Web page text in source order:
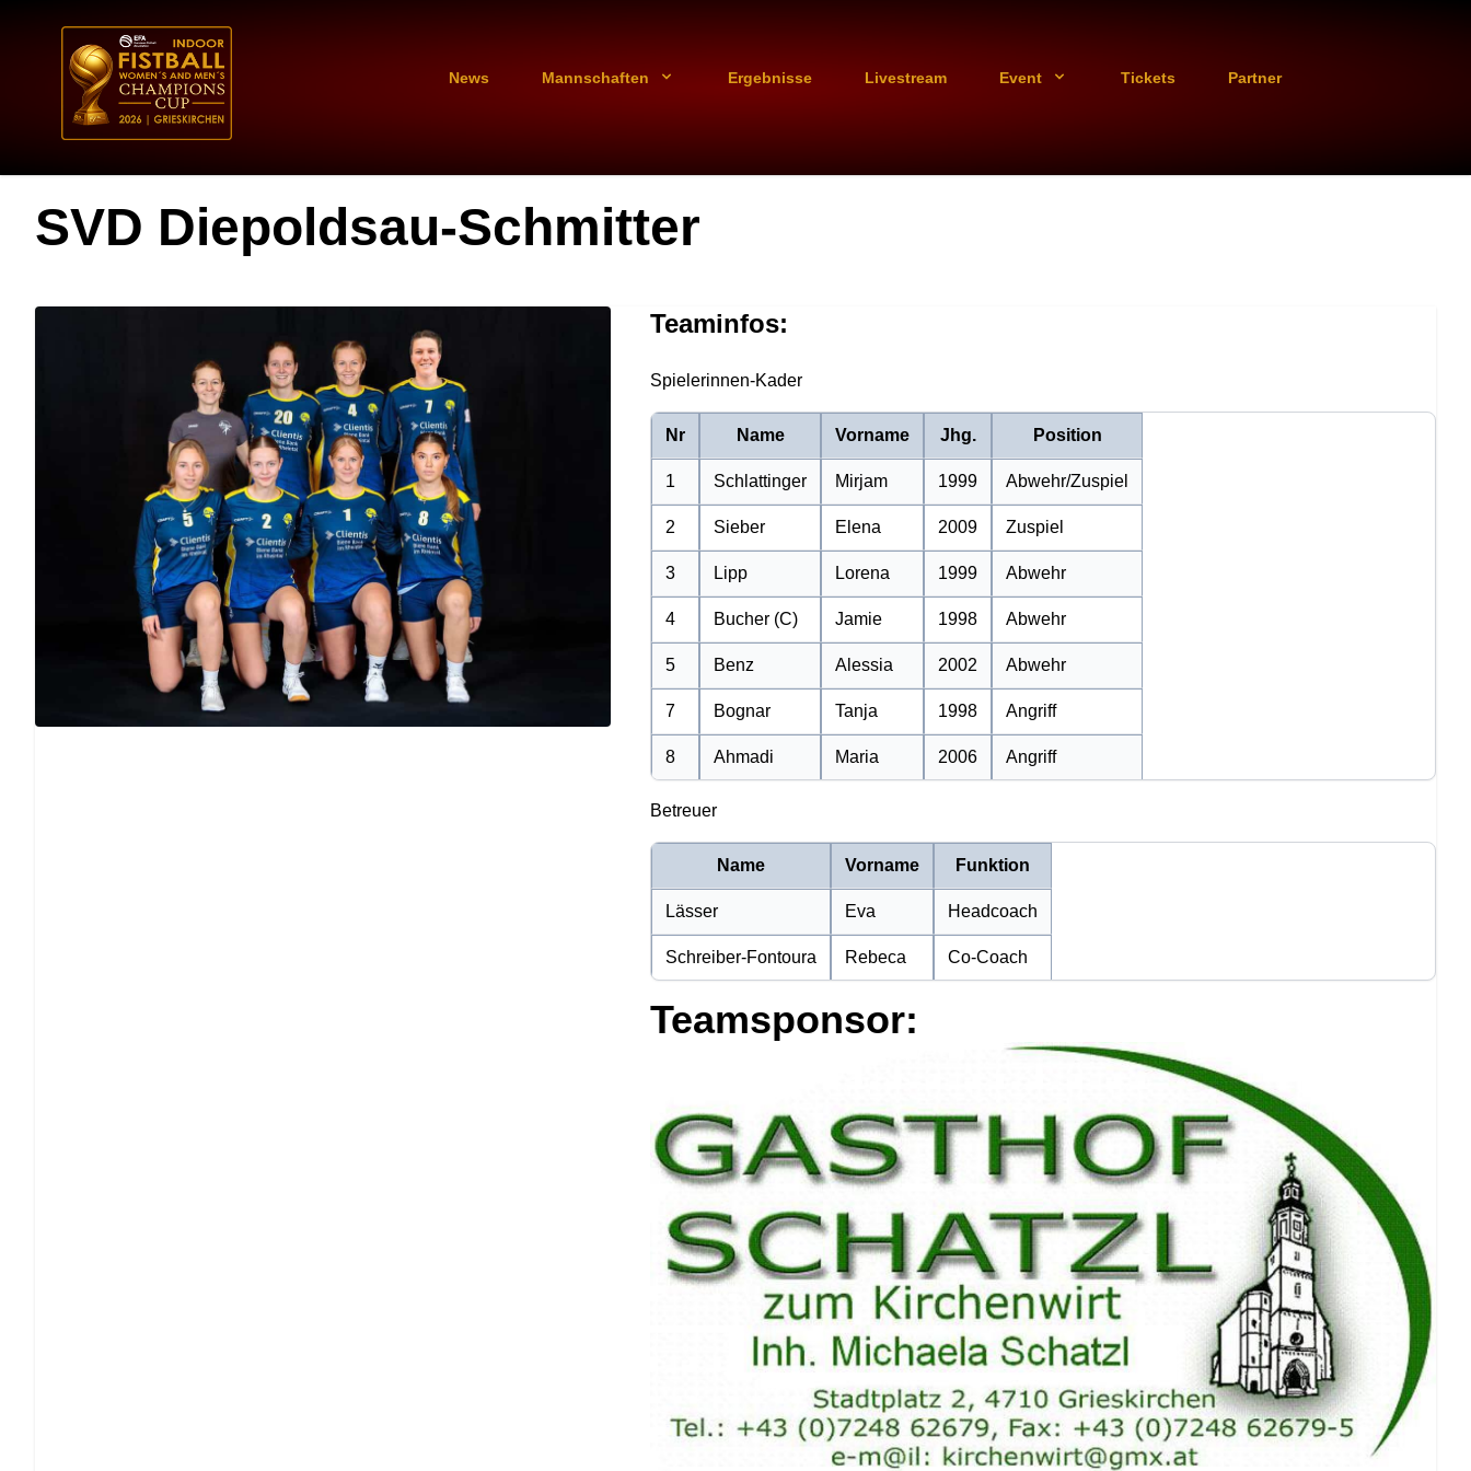
News Mannschaften Ergebnisse Livestream Event Tickets Partner
SVD Diepoldsau-Schmitter
Teaminfos:
Spielerinnen-Kader
Nr Name Vorname Jhg. Position
1 Schlattinger Mirjam 1999 Abwehr/Zuspiel
2 Sieber Elena 2009 Zuspiel
3 Lipp Lorena 1999 Abwehr
4 Bucher (C) Jamie 1998 Abwehr
5 Benz Alessia 2002 Abwehr
7 Bognar Tanja 1998 Angriff
8 Ahmadi Maria 2006 Angriff
Betreuer
Name Vorname Funktion
Lässer Eva Headcoach
Schreiber-Fontoura Rebeca Co-Coach
Teamsponsor: